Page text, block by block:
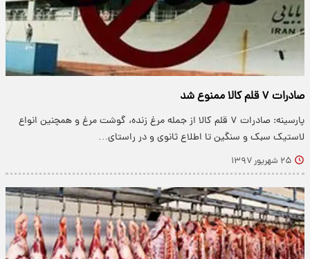
صادرات ۷ قلم کالا ممنوع شد
پارسینه: صادرات ۷ قلم کالا از جمله مرغ زنده، گوشت مرغ و همچنین انواع
لاستیک سبک و سنگین تا اطلاع ثانوی و در راستای…
۲۵ شهریور ۱۳۹۷